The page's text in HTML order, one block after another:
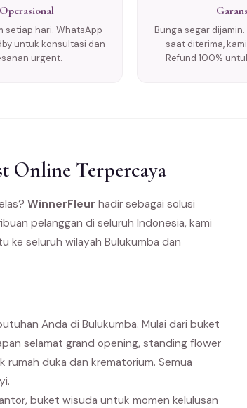
Operasional
setiap hari. WhatsApp
untuk konsultasi dan
urgent.
Bunga segar
saat diterima,
Refund 100%
Online Terpercaya
WinnerFleur hadir sebagai solusi
pelanggan di seluruh Indonesia, kami
ke seluruh wilayah Bulukumba dan
Anda di Bulukumba. Mulai dari buket
selamat grand opening, standing flower
duka dan krematorium. Semua
buket wisuda untuk momen kelulusan